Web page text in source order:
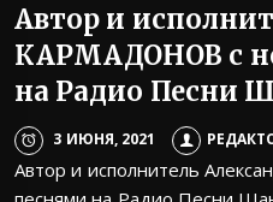
Автор и
КАРМАДОНОВ с
на Радио Песни
3 ИЮНЯ, 2021
Автор и исполнитель